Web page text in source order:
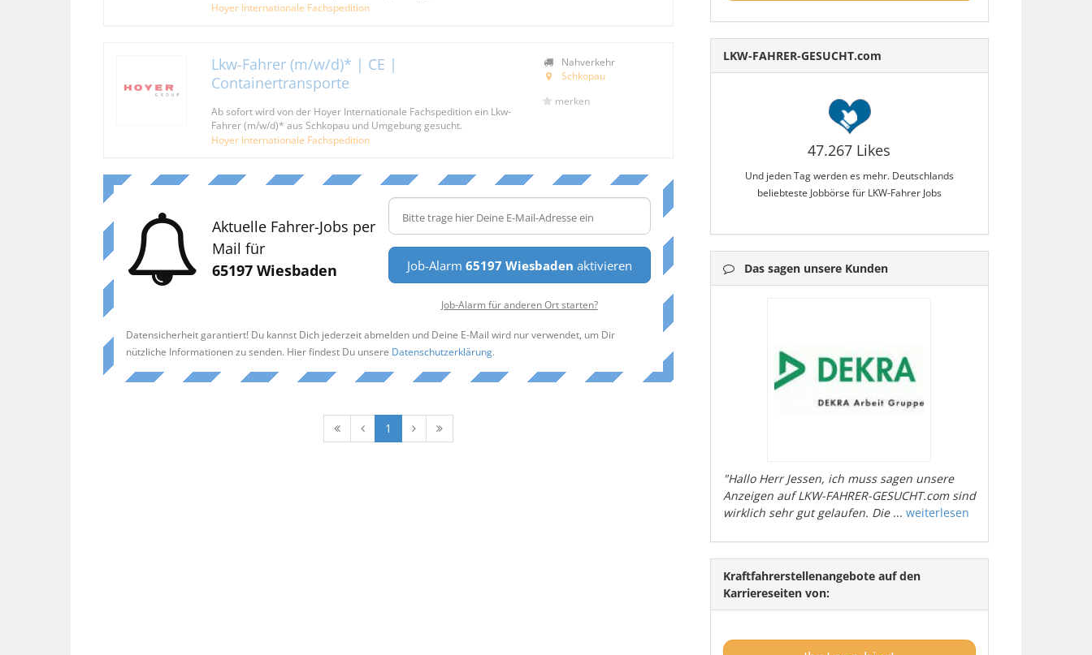
Hoyer Internationale Fachspedition
Lkw-Fahrer (m/w/d)* | CE |
Containertransporte
Ab sofort wird von der Hoyer Internationale Fachspedition ein Lkw-
Fahrer (m/w/d)* aus Schkopau und Umgebung gesucht.
Hoyer Internationale Fachspedition
Nahverkehr
Schkopau
merken
Aktuelle Fahrer-Jobs per
Mail für
65197 Wiesbaden
Job-Alarm 65197 Wiesbaden aktivieren
Job-Alarm für anderen Ort starten?
Datensicherheit garantiert! Du kannst Dich jederzeit abmelden und Deine E-Mail wird nur verwendet, um Dir
nützliche Informationen zu senden. Hier findest Du unsere Datenschutzerklärung.
1
LKW-FAHRER-GESUCHT.com
47.267 Likes
Und jeden Tag werden es mehr. Deutschlands
beliebteste Jobbörse für LKW-Fahrer Jobs
Das sagen unsere Kunden
"Hallo Herr Jessen, ich muss sagen unsere
Anzeigen auf LKW-FAHRER-GESUCHT.com sind
wirklich sehr gut gelaufen. Die... weiterlesen
Kraftfahrerstellenangebote auf den
Karriereseiten von: